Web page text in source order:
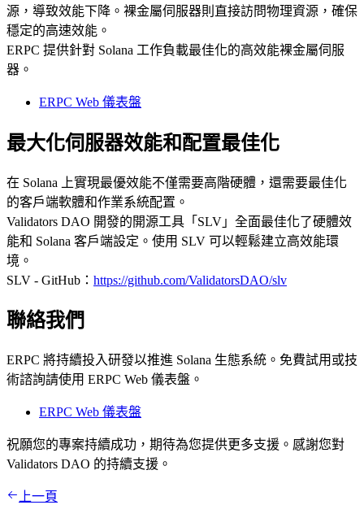
源，導致效能下降。裸金屬伺服器則直接訪問物理資源，確保
穩定的高速效能。
ERPC 提供針對 Solana 工作負載最佳化的高效能裸金屬伺服
器。
ERPC Web 儀表盤
最大化伺服器效能和配置最佳化
在 Solana 上實現最優效能不僅需要高階硬體，還需要最佳化
的客戶端軟體和作業系統配置。
Validators DAO 開發的開源工具「SLV」全面最佳化了硬體效
能和 Solana 客戶端設定。使用 SLV 可以輕鬆建立高效能環
境。
SLV - GitHub： https://github.com/ValidatorsDAO/slv
聯絡我們
ERPC 將持續投入研發以推進 Solana 生態系統。免費試用或技
術諮詢請使用 ERPC Web 儀表盤。
ERPC Web 儀表盤
祝願您的專案持續成功，期待為您提供更多支援。感謝您對
Validators DAO 的持續支援。
上一頁